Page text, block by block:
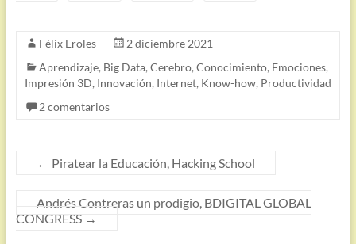
Félix Eroles
2 diciembre 2021
Aprendizaje, Big Data, Cerebro, Conocimiento, Emociones,
Impresión 3D, Innovación, Internet, Know-how, Productividad
2 comentarios
← Piratear la Educación, Hacking School
Andrés Contreras un prodigio, BDIGITAL GLOBAL
CONGRESS →